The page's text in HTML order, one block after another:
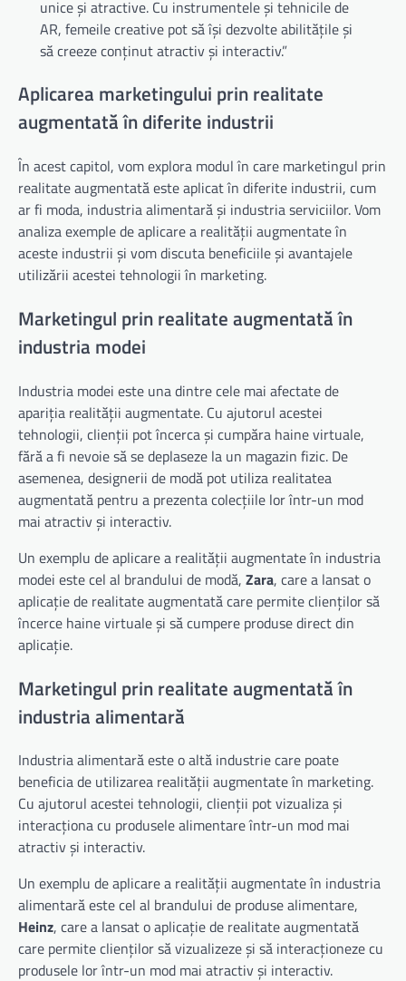
unice și atractive. Cu instrumentele și tehnicile de
AR, femeile creative pot să își dezvolte abilitățile și
să creeze conținut atractiv și interactiv.”
Aplicarea marketingului prin realitate
augmentată în diferite industrii
În acest capitol, vom explora modul în care marketingul prin
realitate augmentată este aplicat în diferite industrii, cum
ar fi moda, industria alimentară și industria serviciilor. Vom
analiza exemple de aplicare a realității augmentate în
aceste industrii și vom discuta beneficiile și avantajele
utilizării acestei tehnologii în marketing.
Marketingul prin realitate augmentată în
industria modei
Industria modei este una dintre cele mai afectate de
apariția realității augmentate. Cu ajutorul acestei
tehnologii, clienții pot încerca și cumpăra haine virtuale,
fără a fi nevoie să se deplaseze la un magazin fizic. De
asemenea, designerii de modă pot utiliza realitatea
augmentată pentru a prezenta colecțiile lor într-un mod
mai atractiv și interactiv.
Un exemplu de aplicare a realității augmentate în industria
modei este cel al brandului de modă, Zara, care a lansat o
aplicație de realitate augmentată care permite clienților să
încerce haine virtuale și să cumpere produse direct din
aplicație.
Marketingul prin realitate augmentată în
industria alimentară
Industria alimentară este o altă industrie care poate
beneficia de utilizarea realității augmentate în marketing.
Cu ajutorul acestei tehnologii, clienții pot vizualiza și
interacționa cu produsele alimentare într-un mod mai
atractiv și interactiv.
Un exemplu de aplicare a realității augmentate în industria
alimentară este cel al brandului de produse alimentare,
Heinz, care a lansat o aplicație de realitate augmentată
care permite clienților să vizualizeze și să interacționeze cu
produsele lor într-un mod mai atractiv și interactiv.